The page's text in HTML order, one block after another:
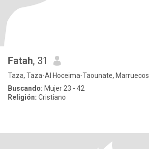
Fatah, 31
Taza, Taza-Al Hoceima-Taounate, Marruecos
Buscando: Mujer 23 - 42
Religión: Cristiano